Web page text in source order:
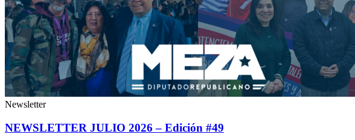
Newsletter
NEWSLETTER JULIO 2026 – Edición #49